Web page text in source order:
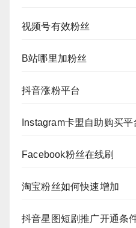
视频号有效粉丝
B站哪里加粉丝
抖音涨粉平台
Instagram卡盟自助购买平
Facebook粉丝在线刷
淘宝粉丝如何快速增加
抖音星图短剧推广开通条